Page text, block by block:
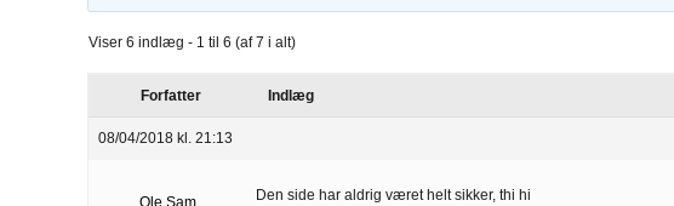
Viser 6 indlæg - 1 til 6 (af 7 i alt)
Forfatter Indlæg
08/04/2018 kl. 21:13
Ole Sam
Den side har aldrig været helt sikker, thi hi